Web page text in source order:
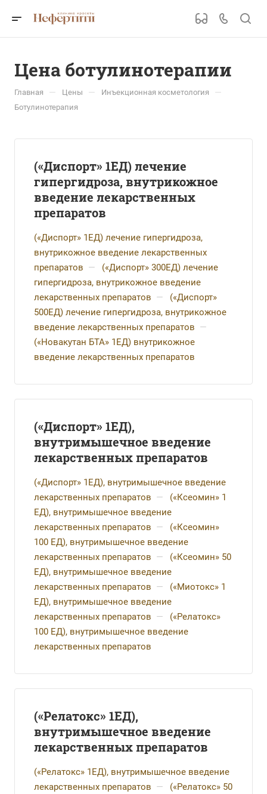
Цена ботулинотерапии
Главная — Цены — Инъекционная косметология —
Ботулинотерапия
(«Диспорт» 1ЕД) лечение
гипергидроза, внутрикожное
введение лекарственных
препаратов
(«Диспорт» 1ЕД) лечение гипергидроза,
внутрикожное введение лекарственных
препаратов —
(«Диспорт» 300ЕД) лечение
гипергидроза, внутрикожное введение
лекарственных препаратов —
(«Диспорт»
500ЕД) лечение гипергидроза, внутрикожное
введение лекарственных препаратов —
(«Новакутан БТА» 1ЕД) внутрикожное
введение лекарственных препаратов
(«Диспорт» 1ЕД),
внутримышечное введение
лекарственных препаратов
(«Диспорт» 1ЕД), внутримышечное введение
лекарственных препаратов —
(«Ксеомин» 1
ЕД), внутримышечное введение
лекарственных препаратов —
(«Ксеомин»
100 ЕД), внутримышечное введение
лекарственных препаратов —
(«Ксеомин» 50
ЕД), внутримышечное введение
лекарственных препаратов —
(«Миотокс» 1
ЕД), внутримышечное введение
лекарственных препаратов —
(«Релатокс»
100 ЕД), внутримышечное введение
лекарственных препаратов
(«Релатокс» 1ЕД),
внутримышечное введение
лекарственных препаратов
(«Релатокс» 1ЕД), внутримышечное введение
лекарственных препаратов —
(«Релатокс» 50